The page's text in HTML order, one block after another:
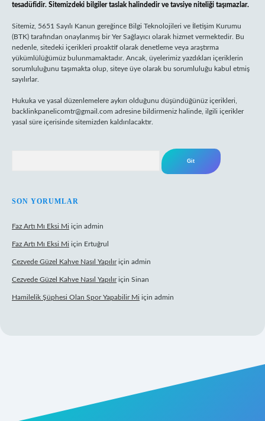
tesadüfidir. Sitemizdeki bilgiler taslak halindedir ve tavsiye niteliği taşımazlar.
Sitemiz, 5651 Sayılı Kanun gereğince Bilgi Teknolojileri ve İletişim Kurumu
(BTK) tarafından onaylanmış bir Yer Sağlayıcı olarak hizmet vermektedir. Bu
nedenle, sitedeki içerikleri proaktif olarak denetleme veya araştırma
yükümlülüğümüz bulunmamaktadır. Ancak, üyelerimiz yazdıkları içeriklerin
sorumluluğunu taşımakta olup, siteye üye olarak bu sorumluluğu kabul etmiş
sayılırlar.
Hukuka ve yasal düzenlemelere aykırı olduğunu düşündüğünüz içerikleri,
backlinkpanelicomtr@gmail.com adresine bildirmeniz halinde, ilgili içerikler
yasal süre içerisinde sitemizden kaldırılacaktır.
SON YORUMLAR
Faz Artı Mı Eksi Mi için admin
Faz Artı Mı Eksi Mi için Ertuğrul
Cezvede Güzel Kahve Nasıl Yapılıriçin admin
Cezvede Güzel Kahve Nasıl Yapılıriçin Sinan
Hamilelik Şüphesi Olan Spor Yapabilir Mi için admin
betexper.xyz